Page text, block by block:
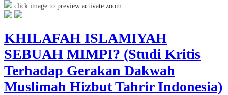
click image to preview activate zoom
KHILAFAH ISLAMIYAH
SEBUAH MIMPI? (Studi Kritis
Terhadap Gerakan Dakwah
Muslimah Hizbut Tahrir Indonesia)